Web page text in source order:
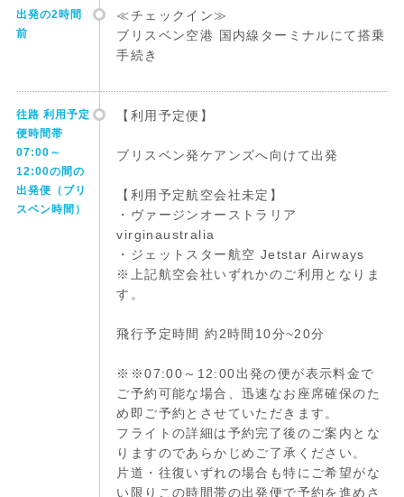
出発の2時間
前
≪チェックイン≫
ブリスベン空港 国内線ターミナルにて搭乗
手続き
往路 利用予定
便時間帯
07:00～
12:00の間の
出発便（ブリ
スベン時間）
【利用予定便】
ブリスベン発ケアンズへ向けて出発
【利用予定航空会社未定】
・ヴァージンオーストラリア
virginaustralia
・ジェットスター航空 Jetstar Airways
※上記航空会社いずれかのご利用となりま
す。
飛行予定時間 約2時間10分~20分
※※07:00～12:00出発の便が表示料金で
ご予約可能な場合、迅速なお座席確保のた
め即ご予約とさせていただきます。
フライトの詳細は予約完了後のご案内とな
りますのであらかじめご了承ください。
片道・往復いずれの場合も特にご希望がな
い限りこの時間帯の出発便で予約を進めさ